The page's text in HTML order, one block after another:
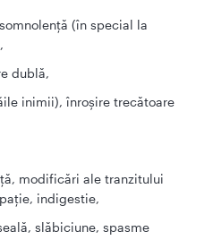
(în special la
dublă,
inimii), înroşire trecătoare
modificări ale tranzitului
indigestie,
slăbiciune, spasme